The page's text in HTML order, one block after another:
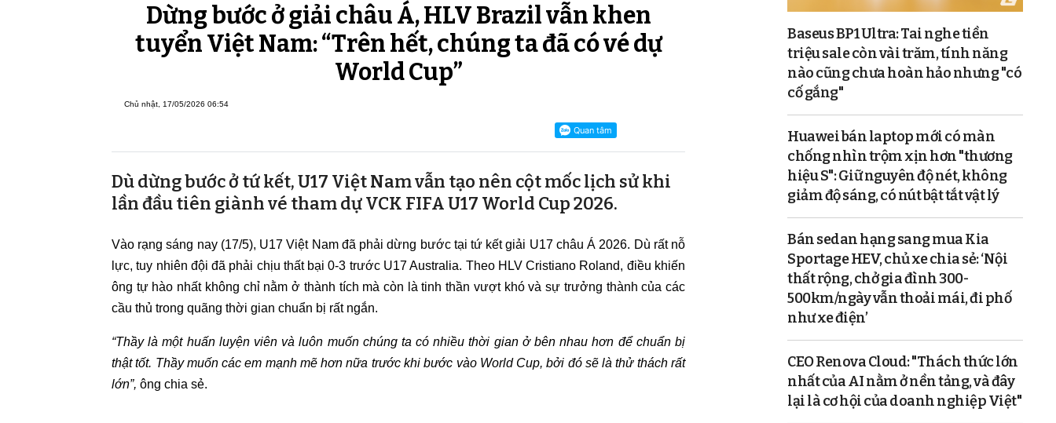
Dừng bước ở giải châu Á, HLV Brazil vẫn khen
tuyển Việt Nam: “Trên hết, chúng ta đã có vé dự
World Cup”
Chủ nhật, 17/05/2026 06:54
Dù dừng bước ở tứ kết, U17 Việt Nam vẫn tạo nên cột mốc lịch sử khi
lần đầu tiên giành vé tham dự VCK FIFA U17 World Cup 2026.
Vào rạng sáng nay (17/5), U17 Việt Nam đã phải dừng bước tại tứ kết giải U17 châu Á 2026. Dù rất nỗ
lực, tuy nhiên đội đã phải chịu thất bại 0-3 trước U17 Australia. Theo HLV Cristiano Roland, điều khiến
ông tự hào nhất không chỉ nằm ở thành tích mà còn là tinh thần vượt khó và sự trưởng thành của các
cầu thủ trong quãng thời gian chuẩn bị rất ngắn.
“Thầy là một huấn luyện viên và luôn muốn chúng ta có nhiều thời gian ở bên nhau hơn để chuẩn bị
thật tốt. Thầy muốn các em mạnh mẽ hơn nữa trước khi bước vào World Cup, bởi đó sẽ là thử thách rất
lớn”, ông chia sẻ.
Baseus BP1 Ultra: Tai nghe tiền
triệu sale còn vài trăm, tính năng
nào cũng chưa hoàn hảo nhưng "có
cố gắng"
Huawei bán laptop mới có màn
chống nhìn trộm xịn hơn "thương
hiệu S": Giữ nguyên độ nét, không
giảm độ sáng, có nút bật tắt vật lý
Bán sedan hạng sang mua Kia
Sportage HEV, chủ xe chia sẻ: ‘Nội
thất rộng, chở gia đình 300-
500km/ngày vẫn thoải mái, đi phố
như xe điện’
CEO Renova Cloud: "Thách thức lớn
nhất của AI nằm ở nền tảng, và đây
lại là cơ hội của doanh nghiệp Việt"